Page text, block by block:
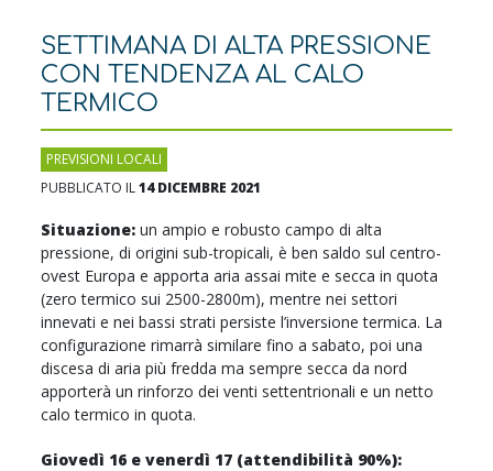
SETTIMANA DI ALTA PRESSIONE
CON TENDENZA AL CALO
TERMICO
PREVISIONI LOCALI
PUBBLICATO IL14 DICEMBRE 2021
Situazione: un ampio e robusto campo di alta
pressione, di origini sub-tropicali, è ben saldo sul centro-
ovest Europa e apporta aria assai mite e secca in quota
(zero termico sui 2500-2800m), mentre nei settori
innevati e nei bassi strati persiste l’inversione termica. La
configurazione rimarrà similare fino a sabato, poi una
discesa di aria più fredda ma sempre secca da nord
apporterà un rinforzo dei venti settentrionali e un netto
calo termico in quota.
Giovedì 16 e venerdì 17 (attendibilità 90%):